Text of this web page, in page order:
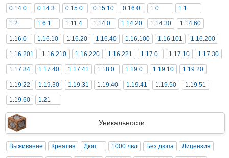
0.14.0 0.14.3 0.15.0 0.15.10 0.16.0 1.0 1.1
1.2 1.6.1 1.11.4 1.14.0 1.14.20 1.14.30 1.14.60
1.16.0 1.16.10 1.16.20 1.16.40 1.16.100 1.16.101 1.16.200
1.16.201 1.16.210 1.16.220 1.16.221 1.17.0 1.17.10 1.17.30
1.17.34 1.17.40 1.17.41 1.18.0 1.19.0 1.19.10 1.19.20
1.19.22 1.19.30 1.19.31 1.19.40 1.19.41 1.19.50 1.19.51
1.19.60 1.21
Уникальности
Выживание Креатив Дюп 1000 лвл Без дюпа Лицензия